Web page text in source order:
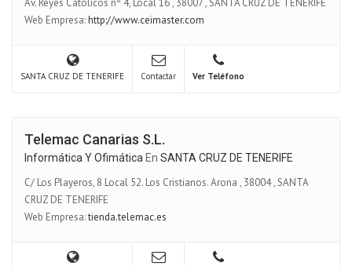
Web Empresa:http://www.ceimaster.com
SANTA CRUZ DE TENERIFE Contactar Ver Teléfono
Telemac Canarias S.L.
Informática Y Ofimática En SANTA CRUZ DE TENERIFE
C/ Los Playeros, 8 Local 52. Los Cristianos. Arona , 38004,SANTA
CRUZ DE TENERIFE
Web Empresa:tienda.telemac.es